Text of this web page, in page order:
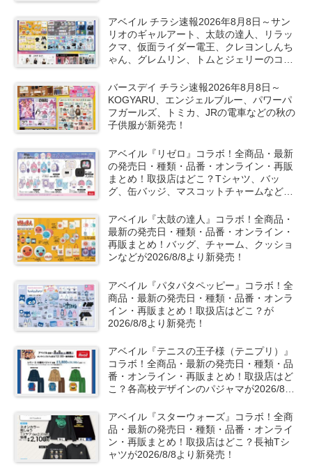
アベイル チラシ速報2026年8月8日～サン
リオのギャルアート、太鼓の達人、リラッ
クマ、仮面ライダー電王、クレヨンしんち
ゃん、グレムリン、トムとジェリーのコラ
バースデイ チラシ速報2026年8月8日～
KOGYARU、エンジェルブルー、パワーパ
フガールズ、トミカ、JRの電車などの秋の
子供服が新発売！
アベイル『リゼロ』コラボ！全商品・最新
の発売日・種類・品番・オンライン・再販
まとめ！取扱店はどこ？Tシャツ、バッ
グ、缶バッジ、マスコットチャームなどが
アベイル『太鼓の達人』コラボ！全商品・
最新の発売日・種類・品番・オンライン・
再販まとめ！バッグ、チャーム、クッショ
ンなどが2026/8/8より新発売！
アベイル『パタパタペッピー』コラボ！全
商品・最新の発売日・種類・品番・オンラ
イン・再販まとめ！取扱店はどこ？が
2026/8/8より新発売！
アベイル『テニスの王子様（テニプリ）』
コラボ！全商品・最新の発売日・種類・品
番・オンライン・再販まとめ！取扱店はど
こ？各高校デザインのパジャマが2026/8/8
アベイル『スターウォーズ』コラボ！全商
品・最新の発売日・種類・品番・オンライ
ン・再販まとめ！取扱店はどこ？長袖Tシ
ャツが2026/8/8より新発売！